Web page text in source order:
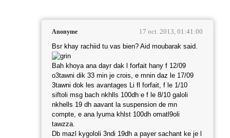
Anonyme 17 oct. 2013, 01:41:00
Bsr khay rachiid tu vas bien? Aid moubarak said.
Bah khoya ana dayr dak l forfait hany f 12/09
o3tawni dik 33 min je crois, e mnin daz le 17/09
3tawni dok les avantages Li fl forfait, f le 1/10
siftoli msg bach nkhlls 100dh e f le 8/10 galoli
nkhells 19 dh aavant la suspension de mn
compte, e ana lyuma khlst 100dh omatl9oli
tawzza.
Db mazl kygololi 3ndi 19dh a payer sachant ke je l